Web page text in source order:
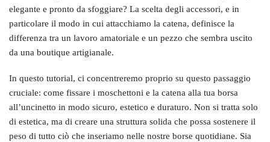
elegante e pronto da sfoggiare? La scelta degli accessori, e in
particolare il modo in cui attacchiamo la catena, definisce la
differenza tra un lavoro amatoriale e un pezzo che sembra uscito
da una boutique artigianale.
In questo tutorial, ci concentreremo proprio su questo passaggio
cruciale: come fissare i moschettoni e la catena alla tua borsa
all’uncinetto in modo sicuro, estetico e duraturo. Non si tratta solo
di estetica, ma di creare una struttura solida che possa sostenere il
peso di tutto ciò che inseriamo nelle nostre borse quotidiane. Sia